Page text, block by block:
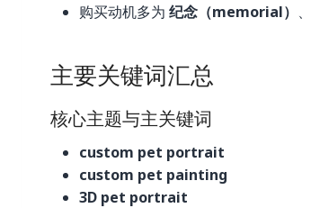
购买动机多为 纪念（memorial） 、
主要关键词汇总
核心主题与主关键词
custom pet portrait
custom pet painting
3D pet portrait